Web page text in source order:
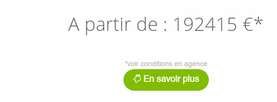
A partir de : 192415 €*
*voir conditions en agence
En savoir plus